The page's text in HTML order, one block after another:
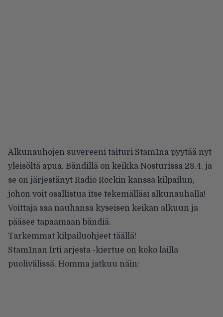
Alkunauhojen suvereeni taituri Stam1na pyytää nyt
yleisöltä apua. Bändillä on keikka Nosturissa 28.4. ja
se on järjestänyt Radio Rockin kanssa kilpailun,
johon voit osallistua itse tekemälläsi alkunauhalla!
Voittaja saa nauhansa kyseisen keikan alkuun ja
pääsee tapaamaan bändiä.
Tarkemmat kilpailuohjeet täällä!
Stam1nan Irti arjesta -kiertue on koko lailla
puolivälissä. Homma jatkuu näin: